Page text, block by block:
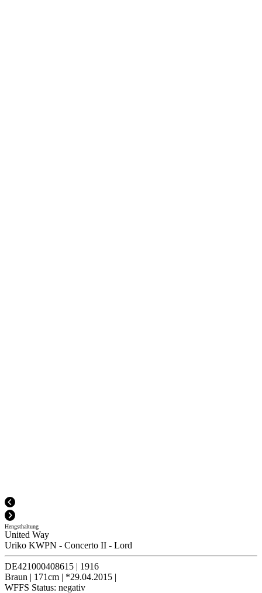
Hengsthaltung
United Way
Uriko KWPN - Concerto II - Lord
DE421000408615 | 1916
Braun | 171cm | *29.04.2015 |
WFFS Status: negativ